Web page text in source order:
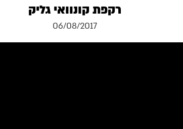
רקפת קונוואי גליק
06/08/2017